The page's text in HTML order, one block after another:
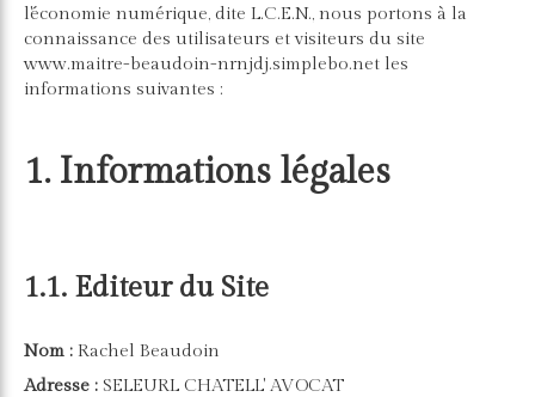
l'économie numérique, dite L.C.E.N., nous portons à la
connaissance des utilisateurs et visiteurs du site
www.maitre-beaudoin-nrnjdj.simplebo.net les
informations suivantes :
1. Informations légales
1.1. Editeur du Site
Nom : Rachel Beaudoin
Adresse : SELEURL CHATELL' AVOCAT